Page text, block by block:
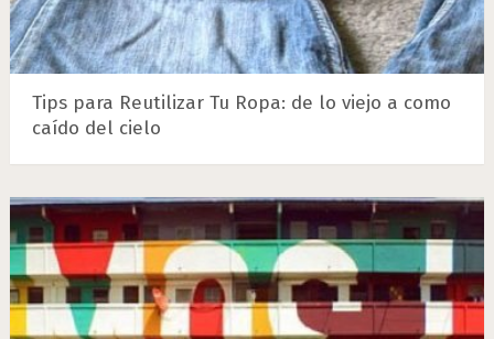
Tips para Reutilizar Tu Ropa: de lo viejo a como
caído del cielo